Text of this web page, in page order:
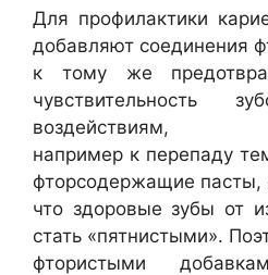
Для профилактики
добавляют соединения
к тому же
чувствительность
воздействиям,
например к перепаду
фторсодержащие пасты,
что здоровые зубы от
стать «пятнистыми».
фтористыми